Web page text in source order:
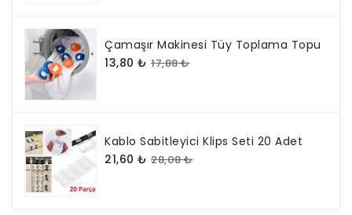
Çamaşır Makinesi Tüy Toplama Topu
13,80 ₺ 17,88 ₺
Kablo Sabitleyici Klips Seti 20 Adet
21,60 ₺ 28,08 ₺